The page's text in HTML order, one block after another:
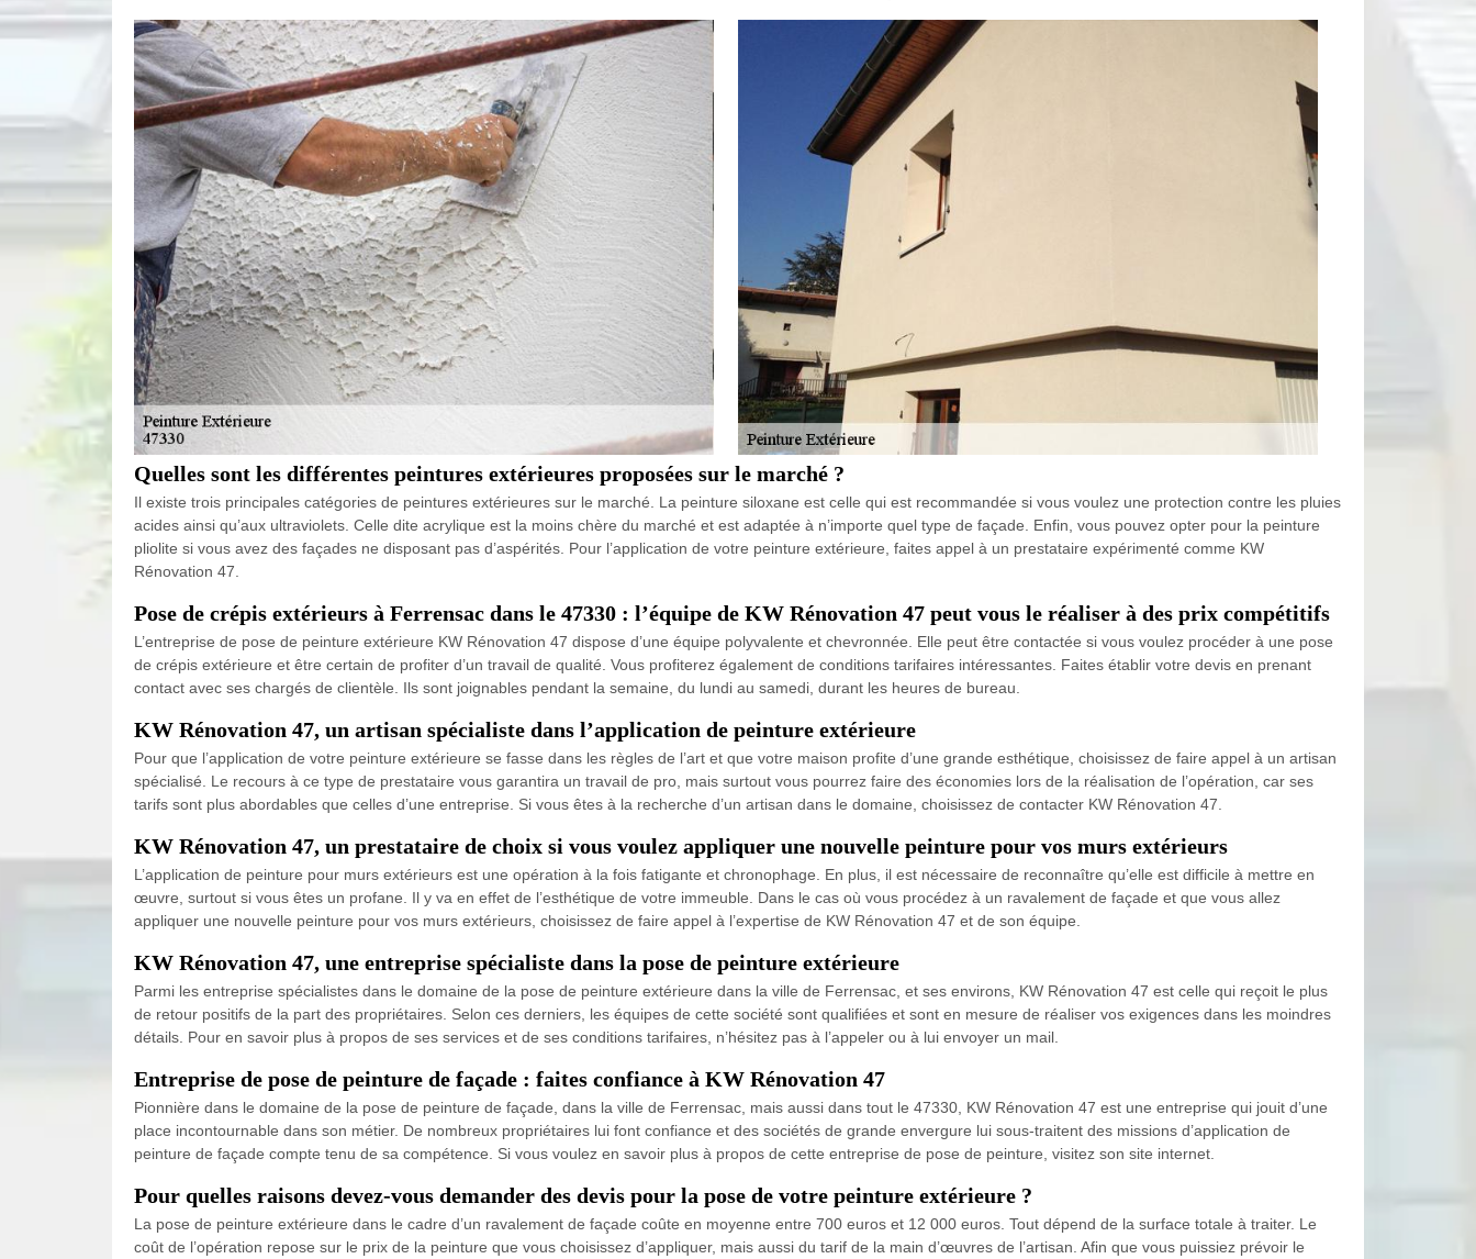
Quelles sont les différentes peintures extérieures proposées sur le marché ?
Il existe trois principales catégories de peintures extérieures sur le marché. La peinture siloxane est celle qui est recommandée si vous voulez une protection contre les pluies
acides ainsi qu’aux ultraviolets. Celle dite acrylique est la moins chère du marché et est adaptée à n’importe quel type de façade. Enfin, vous pouvez opter pour la peinture
pliolite si vous avez des façades ne disposant pas d’aspérités. Pour l’application de votre peinture extérieure, faites appel à un prestataire expérimenté comme KW
Rénovation 47.
Pose de crépis extérieurs à Ferrensac dans le 47330 : l’équipe de KW Rénovation 47 peut vous le réaliser à des prix compétitifs
L’entreprise de pose de peinture extérieure KW Rénovation 47 dispose d’une équipe polyvalente et chevronnée. Elle peut être contactée si vous voulez procéder à une pose
de crépis extérieure et être certain de profiter d’un travail de qualité. Vous profiterez également de conditions tarifaires intéressantes. Faites établir votre devis en prenant
contact avec ses chargés de clientèle. Ils sont joignables pendant la semaine, du lundi au samedi, durant les heures de bureau.
KW Rénovation 47, un artisan spécialiste dans l’application de peinture extérieure
Pour que l’application de votre peinture extérieure se fasse dans les règles de l’art et que votre maison profite d’une grande esthétique, choisissez de faire appel à un artisan
spécialisé. Le recours à ce type de prestataire vous garantira un travail de pro, mais surtout vous pourrez faire des économies lors de la réalisation de l’opération, car ses
tarifs sont plus abordables que celles d’une entreprise. Si vous êtes à la recherche d’un artisan dans le domaine, choisissez de contacter KW Rénovation 47.
KW Rénovation 47, un prestataire de choix si vous voulez appliquer une nouvelle peinture pour vos murs extérieurs
L’application de peinture pour murs extérieurs est une opération à la fois fatigante et chronophage. En plus, il est nécessaire de reconnaître qu’elle est difficile à mettre en
œuvre, surtout si vous êtes un profane. Il y va en effet de l’esthétique de votre immeuble. Dans le cas où vous procédez à un ravalement de façade et que vous allez
appliquer une nouvelle peinture pour vos murs extérieurs, choisissez de faire appel à l’expertise de KW Rénovation 47 et de son équipe.
KW Rénovation 47, une entreprise spécialiste dans la pose de peinture extérieure
Parmi les entreprise spécialistes dans le domaine de la pose de peinture extérieure dans la ville de Ferrensac, et ses environs, KW Rénovation 47 est celle qui reçoit le plus
de retour positifs de la part des propriétaires. Selon ces derniers, les équipes de cette société sont qualifiées et sont en mesure de réaliser vos exigences dans les moindres
détails. Pour en savoir plus à propos de ses services et de ses conditions tarifaires, n’hésitez pas à l’appeler ou à lui envoyer un mail.
Entreprise de pose de peinture de façade : faites confiance à KW Rénovation 47
Pionnière dans le domaine de la pose de peinture de façade, dans la ville de Ferrensac, mais aussi dans tout le 47330, KW Rénovation 47 est une entreprise qui jouit d’une
place incontournable dans son métier. De nombreux propriétaires lui font confiance et des sociétés de grande envergure lui sous-traitent des missions d’application de
peinture de façade compte tenu de sa compétence. Si vous voulez en savoir plus à propos de cette entreprise de pose de peinture, visitez son site internet.
Pour quelles raisons devez-vous demander des devis pour la pose de votre peinture extérieure ?
La pose de peinture extérieure dans le cadre d’un ravalement de façade coûte en moyenne entre 700 euros et 12 000 euros. Tout dépend de la surface totale à traiter. Le
coût de l’opération repose sur le prix de la peinture que vous choisissez d’appliquer, mais aussi du tarif de la main d’œuvres de l’artisan. Afin que vous puissiez prévoir le